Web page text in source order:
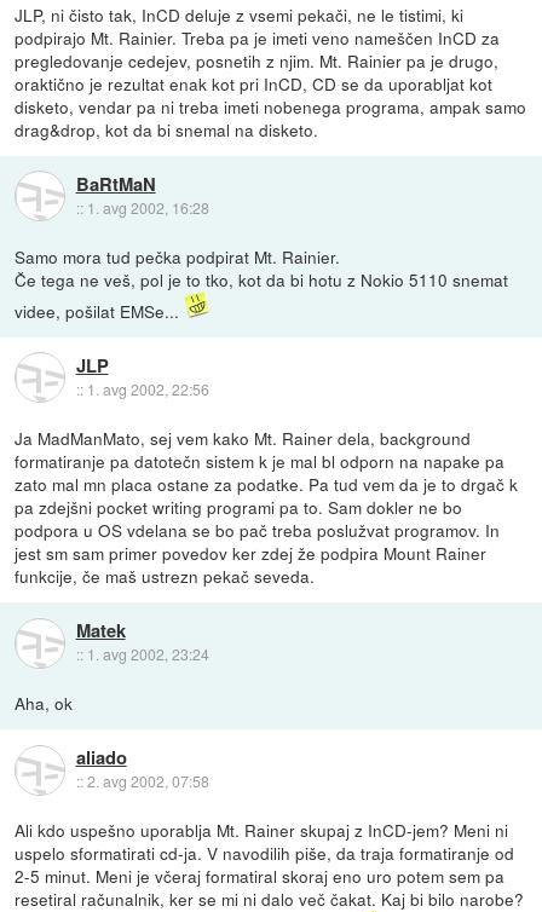
JLP, ni čisto tak, InCD deluje z vsemi pekači, ne le tistimi, ki
podpirajo Mt. Rainier. Treba pa je imeti veno nameščen InCD za
pregledovanje cedejev, posnetih z njim. Mt. Rainier pa je drugo,
oraktično je rezultat enak kot pri InCD, CD se da uporabljat kot
disketo, vendar pa ni treba imeti nobenega programa, ampak samo
drag&drop, kot da bi snemal na disketo.
BaRtMaN
:: 1. avg 2002, 16:28
Samo mora tud pečka podpirat Mt. Rainier.
Če tega ne veš, pol je to tko, kot da bi hotu z Nokio 5110 snemat
videe, pošilat EMSe...
JLP
:: 1. avg 2002, 22:56
Ja MadManMato, sej vem kako Mt. Rainer dela, background
formatiranje pa datotečn sistem k je mal bl odporn na napake pa
zato mal mn placa ostane za podatke. Pa tud vem da je to drgač k
pa zdejšni pocket writing programi pa to. Sam dokler ne bo
podpora u OS vdelana se bo pač treba poslužvat programov. In
jest sm sam primer povedov ker zdej že podpira Mount Rainer
funkcije, če maš ustrezn pekač seveda.
Matek
:: 1. avg 2002, 23:24
Aha, ok
aliado
::2. avg 2002, 07:58
Ali kdo uspešno uporablja Mt. Rainer skupaj z InCD-jem? Meni ni
uspelo sformatirati cd-ja. V navodilih piše, da traja formatiranje od
2-5 minut. Meni je včeraj formatiral skoraj eno uro potem sem pa
resetiral računalnik, ker se mi ni dalo več čakat. Kaj bi bilo narobe?